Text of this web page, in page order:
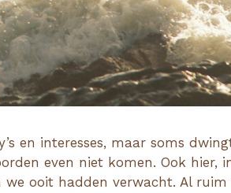
en interesses, maar soms
even niet komen. Ook hier,
ooit hadden verwacht. Al